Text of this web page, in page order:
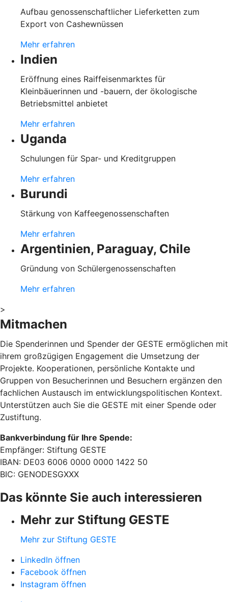
Aufbau genossenschaftlicher Lieferketten zum
Export von Cashewnüssen
Mehr erfahren
Indien
Eröffnung eines Raiffeisenmarktes für
Kleinbäuerinnen und -bauern, der ökologische
Betriebsmittel anbietet
Mehr erfahren
Uganda
Schulungen für Spar- und Kreditgruppen
Mehr erfahren
Burundi
Stärkung von Kaffeegenossenschaften
Mehr erfahren
Argentinien, Paraguay, Chile
Gründung von Schülergenossenschaften
Mehr erfahren
>
Mitmachen
Die Spenderinnen und Spender der GESTE ermöglichen mit
ihrem großzügigen Engagement die Umsetzung der
Projekte. Kooperationen, persönliche Kontakte und
Gruppen von Besucherinnen und Besuchern ergänzen den
fachlichen Austausch im entwicklungspolitischen Kontext.
Unterstützen auch Sie die GESTE mit einer Spende oder
Zustiftung.
Bankverbindung für Ihre Spende:
Empfänger: Stiftung GESTE
IBAN: DE03 6006 0000 0000 1422 50
BIC: GENODESGXXX
Das könnte Sie auch interessieren
Mehr zur Stiftung GESTE
Mehr zur Stiftung GESTE
LinkedIn öffnen
Facebook öffnen
Instagram öffnen